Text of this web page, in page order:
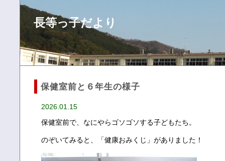
長等っ子だより
保健室前と６年生の様子
2026.01.15
保健室前で、なにやらゴソゴソする子どもたち。
のぞいてみると、「健康おみくじ」がありました！